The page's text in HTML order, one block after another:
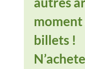
moment
billets !